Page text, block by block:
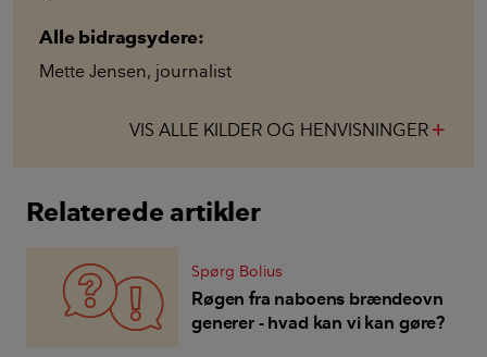
Alle bidragsydere:
Mette Jensen, journalist
VIS ALLE KILDER OG HENVISNINGER
Relaterede artikler
Spørg Bolius
Røgen fra naboens brændeovn
generer - hvad kan vi kan gøre?